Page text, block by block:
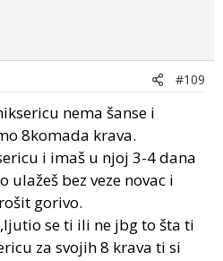
#109
nema šanse i
8komada krava.
i imaš u njoj 3-4 dana
ulažeš bez veze novac i
gorivo.
se ti ili ne jbg to šta ti
za svojih 8 krava ti si